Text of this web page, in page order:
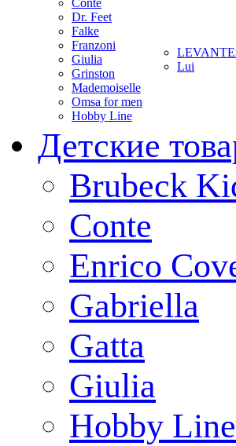
Conte
Dr. Feet
Falke
Franzoni
Giulia
Grinston
Mademoiselle
Omsa for men
Hobby Line
Lui
Детские
Brubeck
Conte
Enrico
Gabriella
Gatta
Giulia
Hobby Line